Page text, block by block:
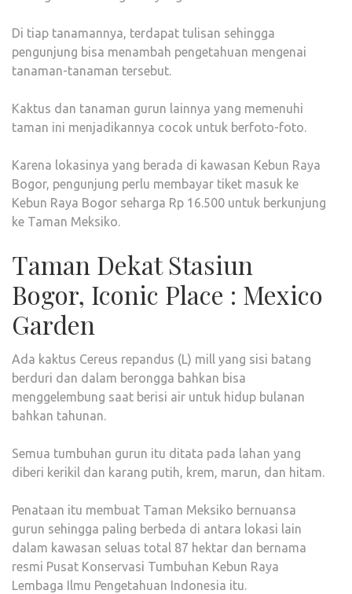
Di tiap tanamannya, terdapat tulisan sehingga
pengunjung bisa menambah pengetahuan mengenai
tanaman-tanaman tersebut.
Kaktus dan tanaman gurun lainnya yang memenuhi
taman ini menjadikannya cocok untuk berfoto-foto.
Karena lokasinya yang berada di kawasan Kebun Raya
Bogor, pengunjung perlu membayar tiket masuk ke
Kebun Raya Bogor seharga Rp 16.500 untuk berkunjung
ke Taman Meksiko.
Taman Dekat Stasiun
Bogor, Iconic Place : Mexico
Garden
Ada kaktus Cereus repandus (L) mill yang sisi batang
berduri dan dalam berongga bahkan bisa
menggelembung saat berisi air untuk hidup bulanan
bahkan tahunan.
Semua tumbuhan gurun itu ditata pada lahan yang
diberi kerikil dan karang putih, krem, marun, dan hitam.
Penataan itu membuat Taman Meksiko bernuansa
gurun sehingga paling berbeda di antara lokasi lain
dalam kawasan seluas total 87 hektar dan bernama
resmi Pusat Konservasi Tumbuhan Kebun Raya
Lembaga Ilmu Pengetahuan Indonesia itu.